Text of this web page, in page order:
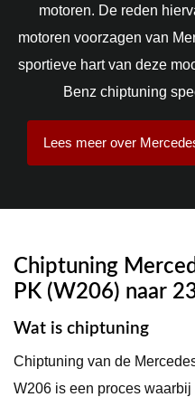
motoren. De reden
motoren voorzagen van
sportieve hart van deze
Benz chiptuning
Lees meer over
Chiptuning
PK (W206) naar
Wat is chiptuning
Chiptuning van de
W206 is een proces